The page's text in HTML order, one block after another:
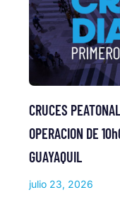
CRUCES
OPERACION DE
GUAYAQUIL
julio 23, 2026